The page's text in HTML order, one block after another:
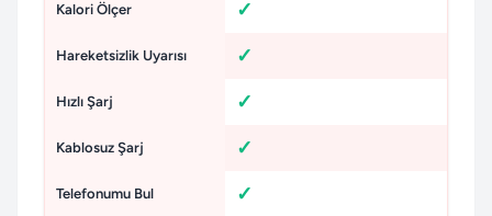
Kalori Ölçer
Hareketsizlik Uyarısı
Hızlı Şarj
Kablosuz Şarj
Telefonumu Bul